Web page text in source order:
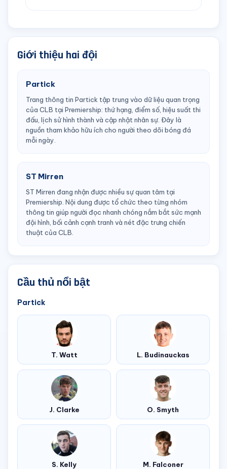
Giới thiệu hai đội
Partick
Trang thông tin Partick tập trung vào dữ liệu quan trọng
của CLB tại Premiership: thứ hạng, điểm số, hiệu suất thi
đấu, lịch sử hình thành và cập nhật nhân sự. Đây là
nguồn tham khảo hữu ích cho người theo dõi bóng đá
mỗi ngày.
ST Mirren
ST Mirren đang nhận được nhiều sự quan tâm tại
Premiership. Nội dung được tổ chức theo từng nhóm
thông tin giúp người đọc nhanh chóng nắm bắt sức mạnh
đội hình, bối cảnh cạnh tranh và nét đặc trưng chiến
thuật của CLB.
Cầu thủ nổi bật
Partick
T. Watt L. Budinauckas
J. Clarke O. Smyth
S. Kelly M. Falconer